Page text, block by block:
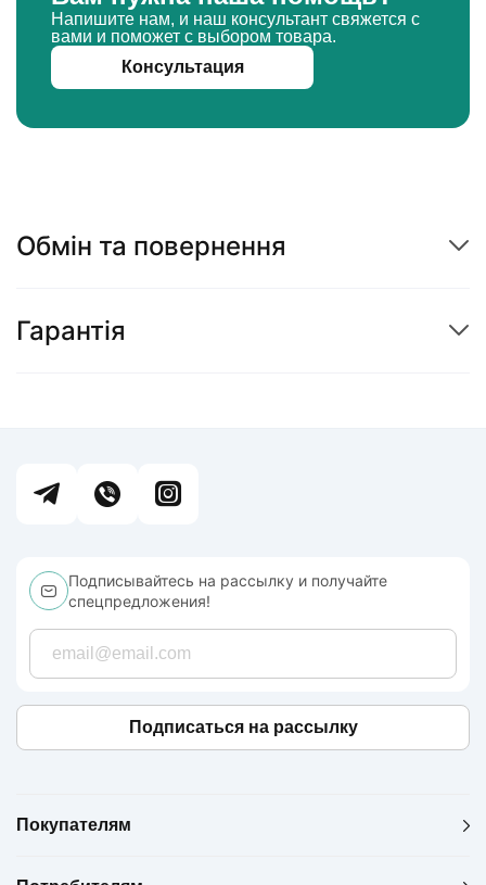
Напишите нам, и наш консультант свяжется с
вами и поможет с выбором товара.
Консультация
Обмін та повернення
Гарантія
Подписывайтесь на рассылку и получайте
спецпредложения!
Подписаться на рассылку
Покупателям